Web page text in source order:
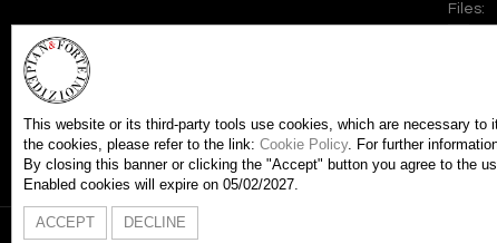
Files:
This website or its third-party tools use cookies, which are necessary
the cookies, please refer to the link: Cookie Policy. For further
By closing this banner or clicking the "Accept" button you agree to the
Enabled cookies will expire on 05/02/2027.
ACCEPT DECLINE